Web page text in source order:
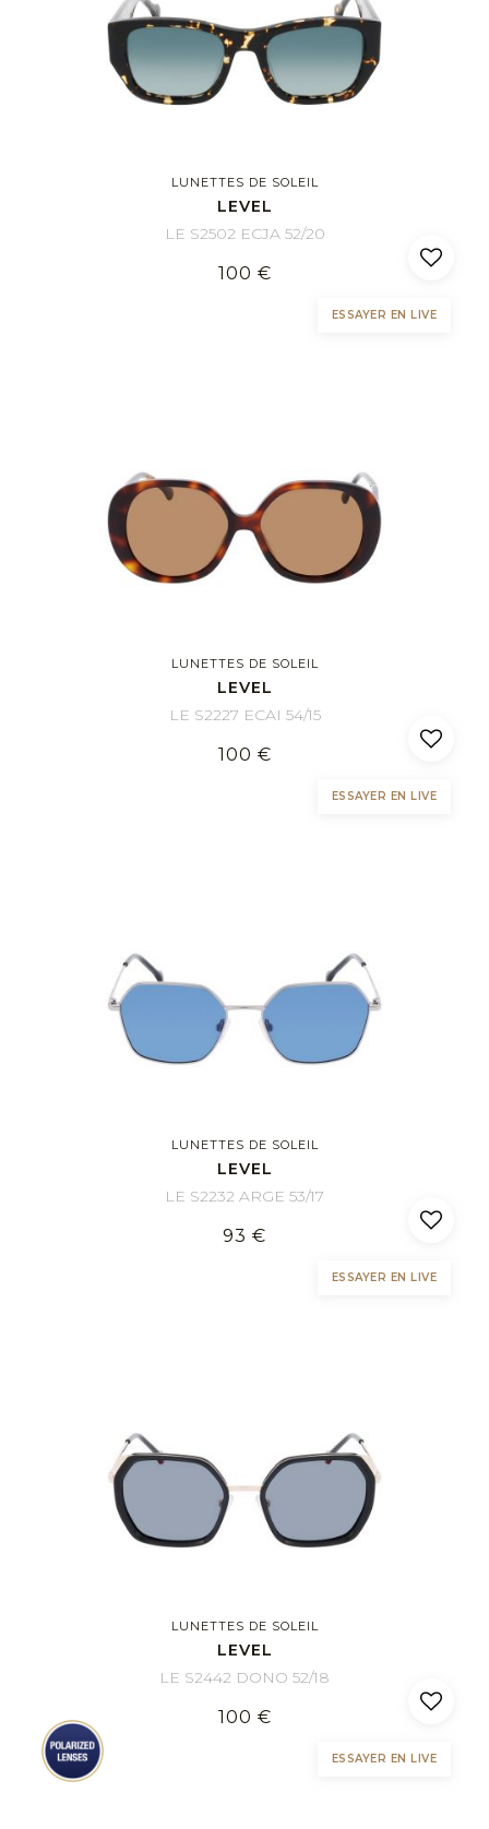
LUNETTES DE SOLEIL
LEVEL
LE S2502 ECJA 52/20
100 €
ESSAYER EN LIVE
LUNETTES DE SOLEIL
LEVEL
LE S2227 ECAI 54/15
100 €
ESSAYER EN LIVE
LUNETTES DE SOLEIL
LEVEL
LE S2232 ARGE 53/17
93 €
ESSAYER EN LIVE
LUNETTES DE SOLEIL
LEVEL
LE S2442 DONO 52/18
100 €
ESSAYER EN LIVE